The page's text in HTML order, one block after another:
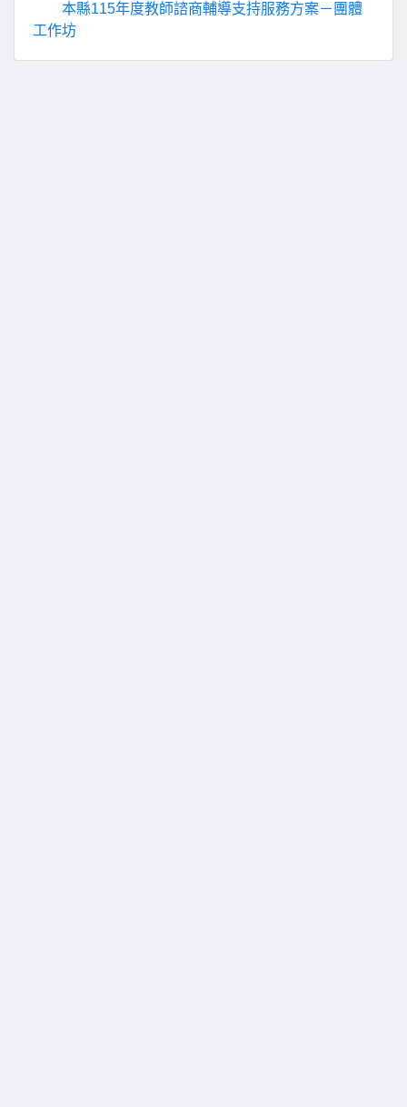
本縣115年度教師諮商輔導支持服務方案－團體
工作坊